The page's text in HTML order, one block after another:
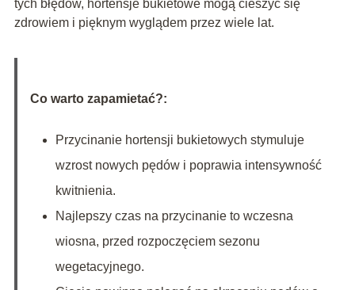
tych błędów, hortensje bukietowe mogą cieszyć się
zdrowiem i pięknym wyglądem przez wiele lat.
Co warto zapamietać?:
Przycinanie hortensji bukietowych stymuluje
wzrost nowych pędów i poprawia intensywność
kwitnienia.
Najlepszy czas na przycinanie to wczesna
wiosna, przed rozpoczęciem sezonu
wegetacyjnego.